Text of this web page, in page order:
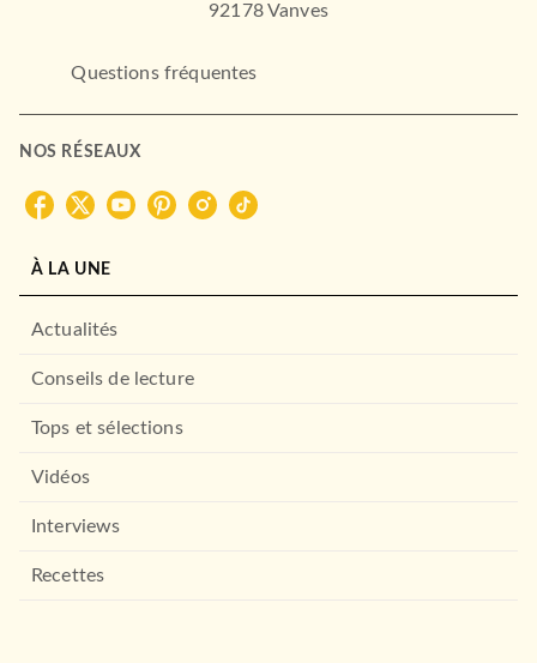
92178 Vanves
Questions fréquentes
NOS RÉSEAUX
À LA UNE
Actualités
Conseils de lecture
Tops et sélections
Vidéos
Interviews
Recettes